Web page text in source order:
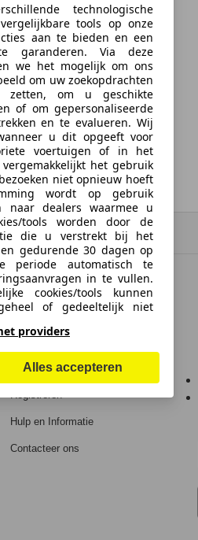
Login
Hulp en Informatie
Contacteer ons
technologische
tools op onze
aan te bieden en een
garanderen. Via deze
we het mogelijk om ons
om uw zoekopdrachten
om u geschikte
of om gepersonaliseerde
en te evalueren. Wij
u dit opgeeft voor
voertuigen of in het
het gebruik
niet opnieuw hoeft
wordt op gebruik
naar dealers waarmee u
tools worden door de
die u verstrekt bij het
gedurende 30 dagen op
periode automatisch te
in te vullen.
cookies/tools kunnen
of gedeeltelijk niet
providers
Alles accepteren